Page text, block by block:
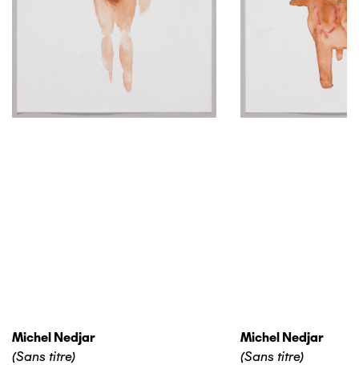
Michel Nedjar
(Sans titre)
Michel Nedjar
(Sans titre)